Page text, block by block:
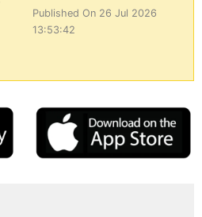
Published On 26 Jul 2026
13:53:42